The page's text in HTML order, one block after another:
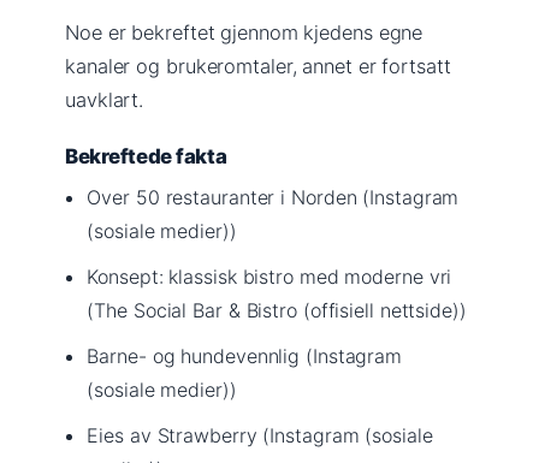
Noe er bekreftet gjennom kjedens egne
kanaler og brukeromtaler, annet er fortsatt
uavklart.
Bekreftede fakta
Over 50 restauranter i Norden (Instagram
(sosiale medier))
Konsept: klassisk bistro med moderne vri
(The Social Bar & Bistro (offisiell nettside))
Barne- og hundevennlig (Instagram
(sosiale medier))
Eies av Strawberry (Instagram (sosiale